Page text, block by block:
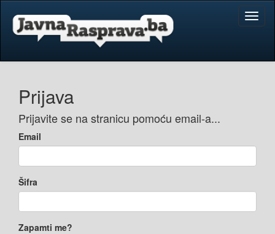
Prijava
Prijavite se na stranicu pomoću email-a...
Email
Šifra
Zapamti me?